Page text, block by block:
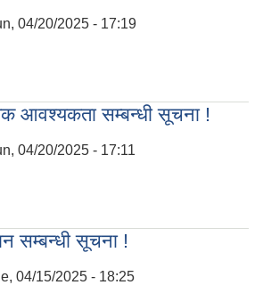
04/20/2025 - 17:19
आवश्यकता सम्बन्धी सूचना !
04/20/2025 - 17:11
सम्बन्धी सूचना !
04/15/2025 - 18:25